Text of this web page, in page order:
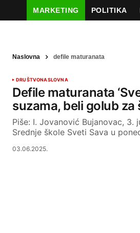
MARKETING POLITIKA
Naslovna defile maturanata
DRUŠTVONASLOVNA
Defile maturanata
suzama, beli golub za
Piše: I. Jovanović Bujanovac,
Srednje škole Sveti Sava u
03.06.2025.